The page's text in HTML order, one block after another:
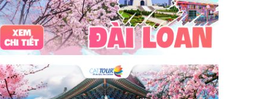
miền Bắc
miền Trung
miền Nam
đền độc cước
chi phí giá
chợ
mùa đông
món ngon quà vặt
Chơi gì
câu mực đêm
Dù bay
Lặn biển
Vinpearl Cửa Hội
Water Fun
Công viên nước